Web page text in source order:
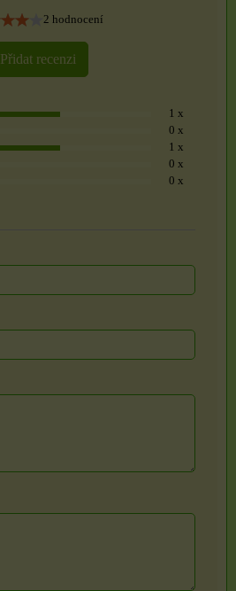
2 hodnocení
Přidat recenzi
1 x
0 x
1 x
0 x
0 x